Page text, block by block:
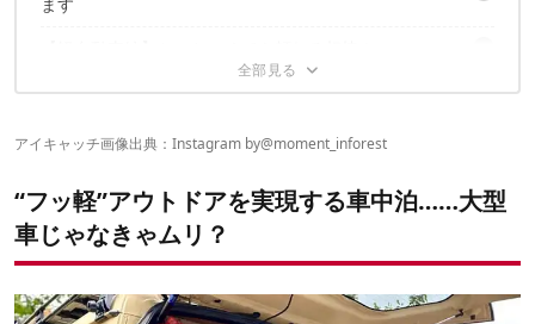
④ダイハツ「ハイゼットカーゴ」
②日産「NV200 バネット」
⑤日産「プレサージュ」
③スズキ「ジムニー」
創意と工夫で、自分だけの“動く別荘”を手に入れよう！
✔こちらの記事もおすすめ
アイキャッチ画像出典：Instagram by@moment_inforest
“フッ軽”アウトドアを実現する車中泊……大型
車じゃなきゃムリ？